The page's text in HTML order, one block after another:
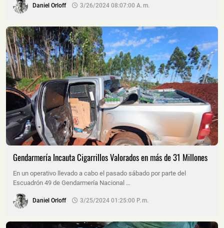
Daniel Orloff 3/26/2024 08:07:00 A. M.
Gendarmería Incauta Cigarrillos Valorados en más de 31 Millones
En un operativo llevado a cabo el pasado sábado por parte del
Escuadrón 49 de Gendarmería Nacional …
Daniel Orloff 3/25/2024 01:25:00 P. M.